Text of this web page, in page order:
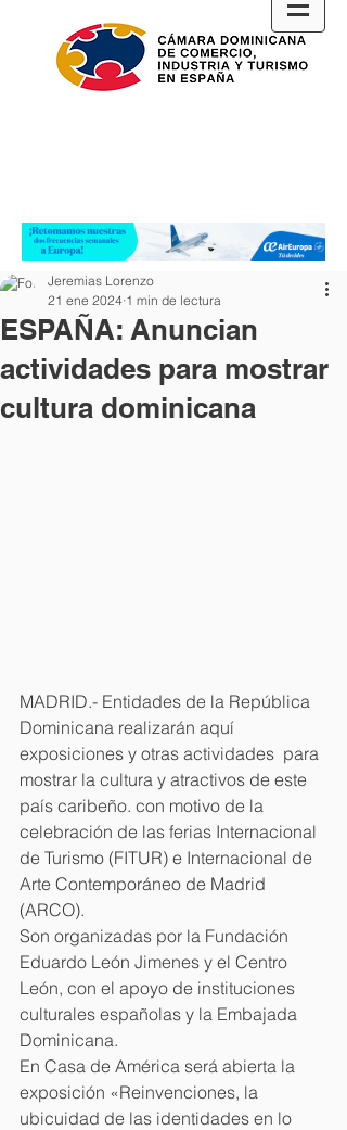
ESPAÑA: Anuncian
actividades para mostrar
cultura dominicana
Jeremias Lorenzo
21 ene 2024 1 min de lectura
MADRID.- Entidades de la República
Dominicana realizarán aquí
exposiciones y otras actividades  para
mostrar la cultura y atractivos de este
país caribeño. con motivo de la
celebración de las ferias Internacional
de Turismo (FITUR) e Internacional de
Arte Contemporáneo de Madrid
(ARCO).
Son organizadas por la Fundación
Eduardo León Jimenes y el Centro
León, con el apoyo de instituciones
culturales españolas y la Embajada
Dominicana.
En Casa de América será abierta la
exposición «Reinvenciones, la
ubicuidad de las identidades en lo